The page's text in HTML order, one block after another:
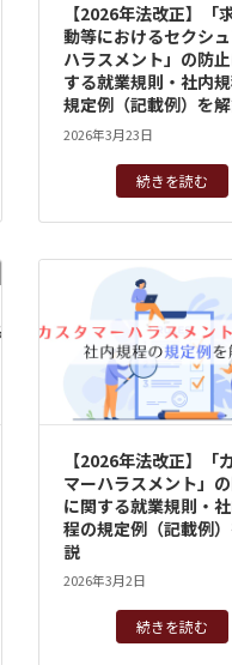
【2026年法改正】「
動等におけるセクシ
ハラスメント」の防
する就業規則・社内
規定例（記載例）を
2026年3月23日
続きを読む
【2026年法改正】「
マーハラスメント」
に関する就業規則・
程の規定例（記載例
説
2026年3月2日
続きを読む